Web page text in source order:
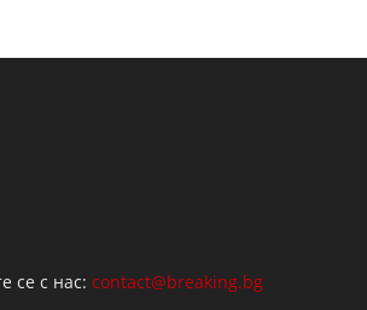
се с нас:contact@breaking.bg